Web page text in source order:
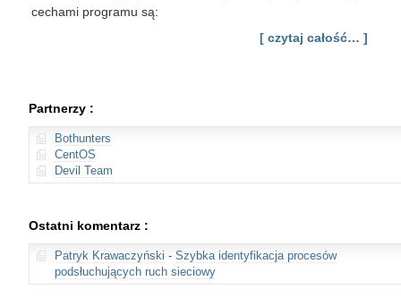
cechami programu są:
[ czytaj całość… ]
Partnerzy :
Bothunters
CentOS
Devil Team
Ostatni komentarz :
Patryk Krawaczyński - Szybka identyfikacja procesów
podsłuchujących ruch sieciowy